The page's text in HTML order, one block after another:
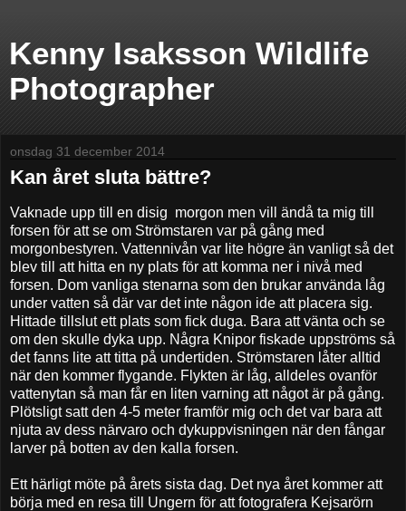
Kenny Isaksson Wildlife
Photographer
onsdag 31 december 2014
Kan året sluta bättre?
Vaknade upp till en disig morgon men vill ändå ta mig till
forsen för att se om Strömstaren var på gång med
morgonbestyren. Vattennivån var lite högre än vanligt så det
blev till att hitta en ny plats för att komma ner i nivå med
forsen. Dom vanliga stenarna som den brukar använda låg
under vatten så där var det inte någon ide att placera sig.
Hittade tillslut ett plats som fick duga. Bara att vänta och se
om den skulle dyka upp. Några Knipor fiskade uppströms så
det fanns lite att titta på undertiden. Strömstaren låter alltid
när den kommer flygande. Flykten är låg, alldeles ovanför
vattenytan så man får en liten varning att något är på gång.
Plötsligt satt den 4-5 meter framför mig och det var bara att
njuta av dess närvaro och dykuppvisningen när den fångar
larver på botten av den kalla forsen.
Ett härligt möte på årets sista dag. Det nya året kommer att
börja med en resa till Ungern för att fotografera Kejsarörn